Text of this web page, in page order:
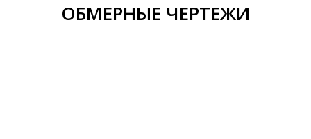
ОБМЕРНЫЕ ЧЕРТЕЖИ